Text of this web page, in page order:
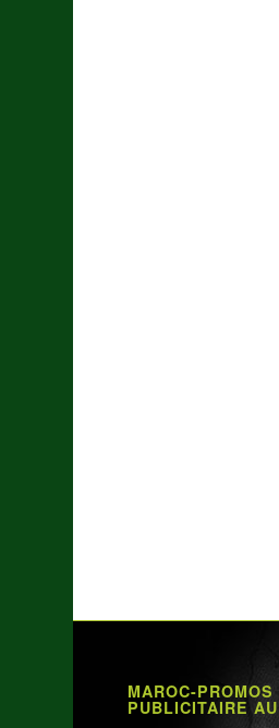
MAROC-
PUBLICITAIRE